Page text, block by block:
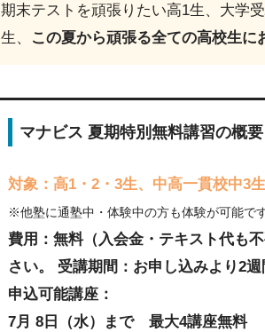
期末テストを頑張りたい高1生、大学
生、
この夏から頑張る全ての高校生に
マナビス 夏期特別無料講習の概要
対象：高1・2・3生、中高一貫校中3生
※他塾に通塾中・体験中の方も体験が可能で
費用：無料（入会金・テキスト代も
さい。 受講期間：お申し込みより2週
申込可能講座：
7月 8日（水）まで 最大4講座無料